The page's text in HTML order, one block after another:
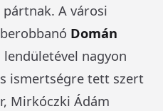
A városi
Domán
nagyon
ismertségre tett szert
Mirkóczki Ádám